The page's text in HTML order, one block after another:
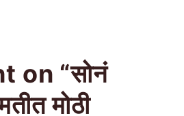
on “सोनं
मोठी